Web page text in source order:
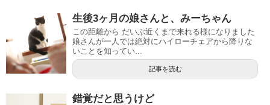
生後3ヶ月の娘さんと、みーちゃん
この距離から だいぶ近くまで来れる様になりました
娘さんが一人では絶対にハイローチェアから降りな
いことを知ってい...
記事を読む
錯覚だと思うけど